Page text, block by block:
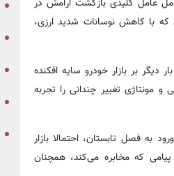
عامل کلیدی بازگشت آرامش در
که با کاهش نوسانات شدید ارزی،
بر بازار خودرو سایه افکنده
مونتاژی تغییر چندانی را تجربه
به فصل تابستان، احتمالا بازار
که مخابره می‌کند، همچنان